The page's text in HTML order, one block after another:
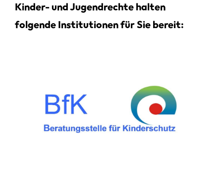
Kinder- und Jugendrechte halten
folgende Institutionen für Sie bereit: